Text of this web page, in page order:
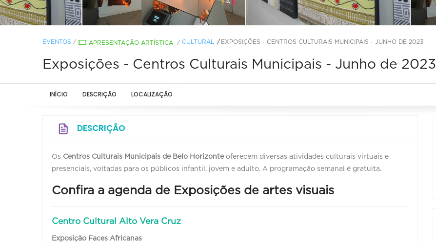
EVENTOS / APRESENTAÇÃO ARTÍSTICA / CULTURAL EXPOSIÇÕES - CENTROS CULTURAIS MUNICIPAIS - JUNHO DE 2023
Exposições - Centros Culturais Municipais - Junho de 2023
INÍCIO DESCRIÇÃO LOCALIZAÇÃO
DESCRIÇÃO
Os Centros Culturais Municipais de Belo Horizonte oferecem diversas atividades culturais virtuais e
presenciais, voltadas para os públicos infantil, jovem e adulto. A programação semanal é gratuita.
Confira a agenda de Exposições de artes visuais
Centro Cultural Alto Vera Cruz
Exposição Faces Africanas